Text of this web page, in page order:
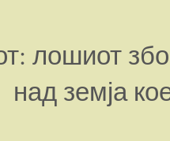
лошиот
над земја